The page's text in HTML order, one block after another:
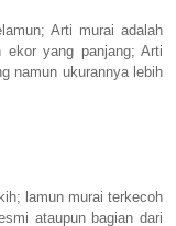
Arti murai adalah
ekor yang panjang; Arti
namun ukurannya lebih
lamun murai terkecoh
ataupun bagian dari